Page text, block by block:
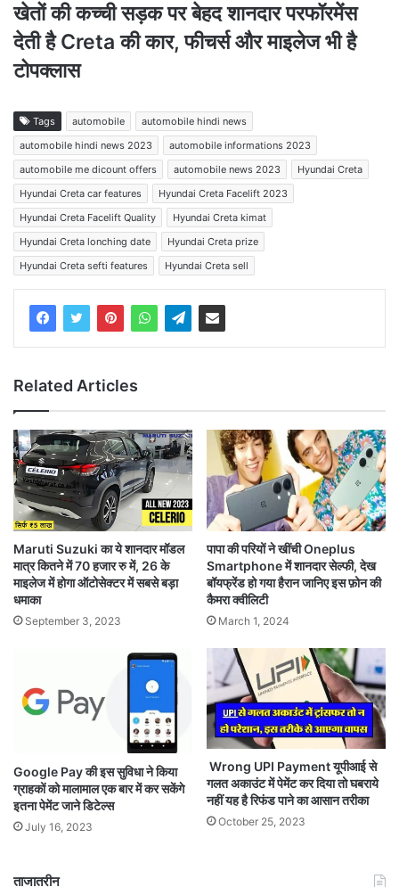
खेतों की कच्ची सड़क पर बेहद शानदार परफॉरमेंस
देती है Creta की कार, फीचर्स और माइलेज भी है
टोपक्लास
Tags automobile
automobile hindi news
automobile hindi news 2023
automobile informations 2023
automobile me dicount offers
automobile news 2023
Hyundai Creta
Hyundai Creta car features
Hyundai Creta Facelift 2023
Hyundai Creta Facelift Quality
Hyundai Creta kimat
Hyundai Creta lonching date
Hyundai Creta prize
Hyundai Creta sefti features
Hyundai Creta sell
Related Articles
Maruti Suzuki का ये शानदार मॉडल
मात्र कितने में 70 हजार रु में, 26 के
माइलेज में होगा ऑटोसेक्टर में सबसे बड़ा
धमाका
September 3, 2023
पापा की परियों ने खींची Oneplus
Smartphone में शानदार सेल्फी, देख
बॉयफ्रेंड हो गया हैरान जानिए इस फ़ोन की
कैमरा क्वीलिटी
March 1, 2024
Google Pay की इस सुविधा ने किया
ग्राहकों को मालामाल एक बार में कर सकेंगे
इतना पेमेंट जाने डिटेल्स
July 16, 2023
Wrong UPI Payment यूपीआई से
गलत अकाउंट में पेमेंट कर दिया तो घबराये
नहीं यह है रिफंड पाने का आसान तरीका
October 25, 2023
ताजातरीन